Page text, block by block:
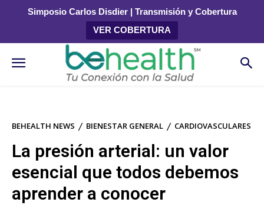
Simposio Carlos Disdier | Transmisión y Cobertura
VER COBERTURA
BEHEALTH NEWS BIENESTAR GENERAL CARDIOVASCULARES
La presión arterial: un valor
esencial que todos debemos
aprender a conocer